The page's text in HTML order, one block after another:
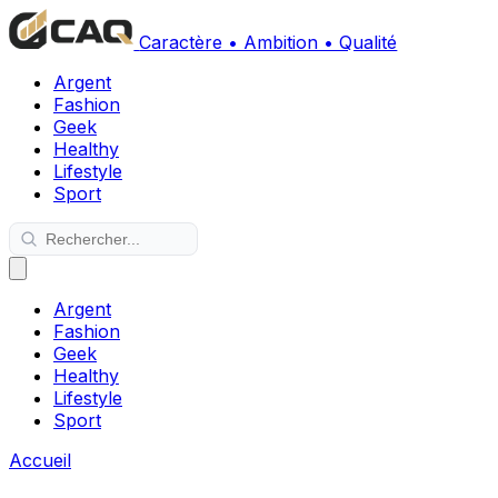
Caractère • Ambition • Qualité
Argent
Fashion
Geek
Healthy
Lifestyle
Sport
Argent
Fashion
Geek
Healthy
Lifestyle
Sport
Accueil